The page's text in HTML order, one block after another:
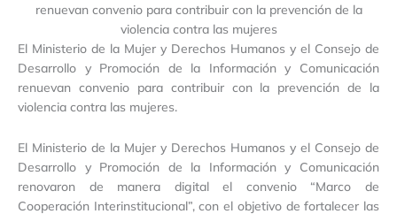
renuevan convenio para contribuir con la prevención de la
violencia contra las mujeres
El Ministerio de la Mujer y Derechos Humanos y el Consejo de
Desarrollo y Promoción de la Información y Comunicación
renuevan convenio para contribuir con la prevención de la
violencia contra las mujeres.
El Ministerio de la Mujer y Derechos Humanos y el Consejo de
Desarrollo y Promoción de la Información y Comunicación
renovaron de manera digital el convenio “Marco de
Cooperación Interinstitucional”, con el objetivo de fortalecer las